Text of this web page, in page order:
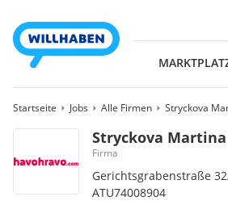
Startseite Jobs Alle Firmen Stryckova
Stryckova Martina
Firma
Gerichtsgrabenstraße
ATU74008904